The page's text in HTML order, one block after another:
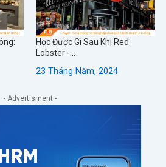
Học Được Gì Sau Khi Red
Lobster -...
23 Tháng Năm, 2024
- Advertisment -